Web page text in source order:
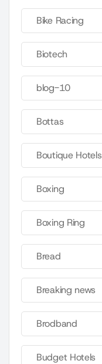
Bike Racing
Biotech
blog-10
Bottas
Boutique Hotels
Boxing
Boxing Ring
Bread
Breaking news
Brodband
Budget Hotels